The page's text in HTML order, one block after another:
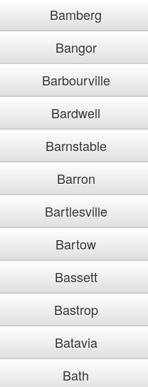
Bamberg
Bangor
Barbourville
Bardwell
Barnstable
Barron
Bartlesville
Bartow
Bassett
Bastrop
Batavia
Bath